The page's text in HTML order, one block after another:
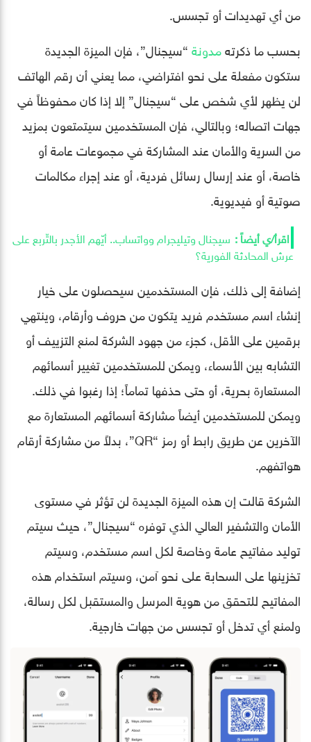
من أي تهديدات أو تجسس.
بحسب ما ذكرتهمدونة“سيجنال”، فإن الميزة الجديدة
ستكون مفعلة على نحو افتراضي، مما يعني أن رقم الهاتف
لن يظهر لأي شخص على “سيجنال” إلا إذا كان محفوظاً في
جهات اتصاله؛ وبالتالي، فإن المستخدمين سيتمتعون بمزيد
من السرية والأمان عند المشاركة في مجموعات عامة أو
خاصة، أو عند إرسال رسائل فردية، أو عند إجراء مكالمات
صوتية أو فيديوية.
سيجنال وتيليجرام وواتساب.. أيّهم الأجدر بالتّربع على
عرش المحادثة الفورية؟
إضافة إلى ذلك، فإن المستخدمين سيحصلون على خيار
إنشاء اسم مستخدم فريد يتكون من حروف وأرقام، وينتهي
برقمين على الأقل، كجزء من جهود الشركة لمنع التزييف أو
التشابه بين الأسماء، ويمكن للمستخدمين تغيير أسمائهم
المستعارة بحرية، أو حتى حذفها تماماً؛ إذا رغبوا في ذلك.
ويمكن للمستخدمين أيضاً مشاركة أسمائهم المستعارة مع
الآخرين عن طريق رابط أو رمز “QR”، بدلاً من مشاركة أرقام
هواتفهم.
الشركة قالت إن هذه الميزة الجديدة لن تؤثر في مستوى
الأمان والتشفير العالي الذي توفره “سيجنال”، حيث سيتم
توليد مفاتيح عامة وخاصة لكل اسم مستخدم، وسيتم
تخزينها على السحابة على نحو آمن، وسيتم استخدام هذه
المفاتيح للتحقق من هوية المرسل والمستقبل لكل رسالة،
ولمنع أي تدخل أو تجسس من جهات خارجية.